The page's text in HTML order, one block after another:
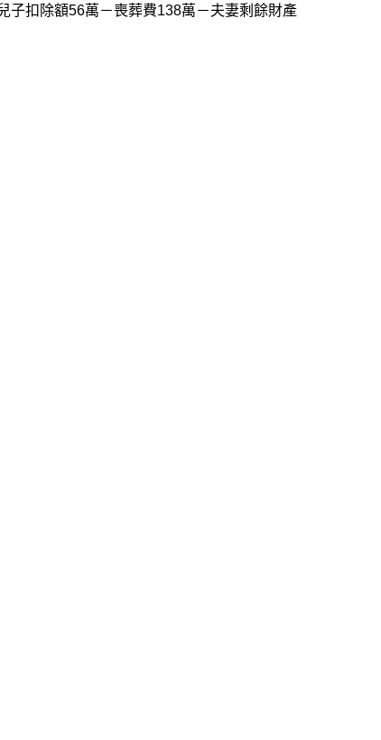
子扣除額56萬－喪葬費138萬－夫妻剩餘財產